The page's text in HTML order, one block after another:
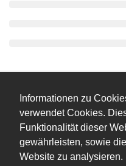
Informationen zu
verwendet Cookies.
Funktionalität dieser
gewährleisten, sowie
Website zu analysieren.